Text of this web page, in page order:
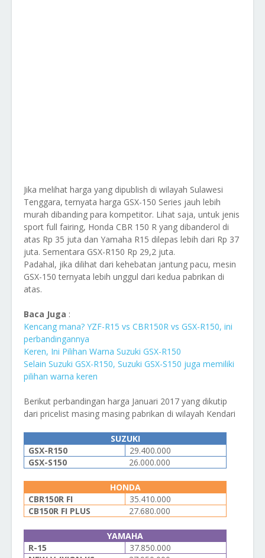
Jika melihat harga yang dipublish di wilayah Sulawesi
Tenggara, ternyata harga GSX-150 Series jauh lebih
murah dibanding para kompetitor. Lihat saja, untuk jenis
sport full fairing, Honda CBR 150 R yang dibanderol di
atas Rp 35 juta dan Yamaha R15 dilepas lebih dari Rp 37
juta. Sementara GSX-R150 Rp 29,2 juta.
Padahal, jika dilihat dari kehebatan jantung pacu, mesin
GSX-150 ternyata lebih unggul dari kedua pabrikan di
atas.
Baca Juga :
Kencang mana? YZF-R15 vs CBR150R vs GSX-R150, ini
perbandingannya
Keren, Ini Pilihan Warna Suzuki GSX-R150
Selain Suzuki GSX-R150, Suzuki GSX-S150 juga memiliki
pilihan warna keren
Berikut perbandingan harga Januari 2017 yang dikutip
dari pricelist masing masing pabrikan di wilayah Kendari
SUZUKI
GSX-R150
29.400.000
GSX-S150
26.000.000
HONDA
CBR150R FI
35.410.000
CB150R FI PLUS
27.680.000
YAMAHA
R-15
37.850.000